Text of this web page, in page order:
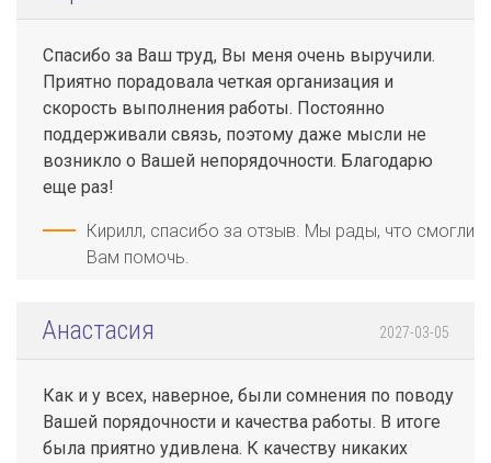
Спасибо за Ваш труд, Вы меня очень выручили.
Приятно порадовала четкая организация и
скорость выполнения работы. Постоянно
поддерживали связь, поэтому даже мысли не
возникло о Вашей непорядочности. Благодарю
еще раз!
Кирилл, спасибо за отзыв. Мы рады, что смогли
Вам помочь.
Анастасия 2027-03-05
Как и у всех, наверное, были сомнения по поводу
Вашей порядочности и качества работы. В итоге
была приятно удивлена. К качеству никаких